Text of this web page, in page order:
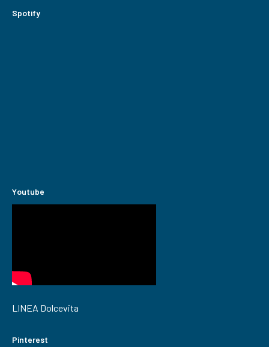
Spotify
Youtube
LINEA Dolcevita
Pinterest